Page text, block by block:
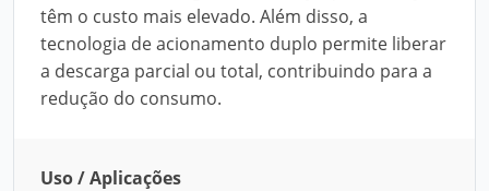
têm o custo mais elevado. Além disso, a
tecnologia de acionamento duplo permite liberar
a descarga parcial ou total, contribuindo para a
redução do consumo.
Uso / Aplicações